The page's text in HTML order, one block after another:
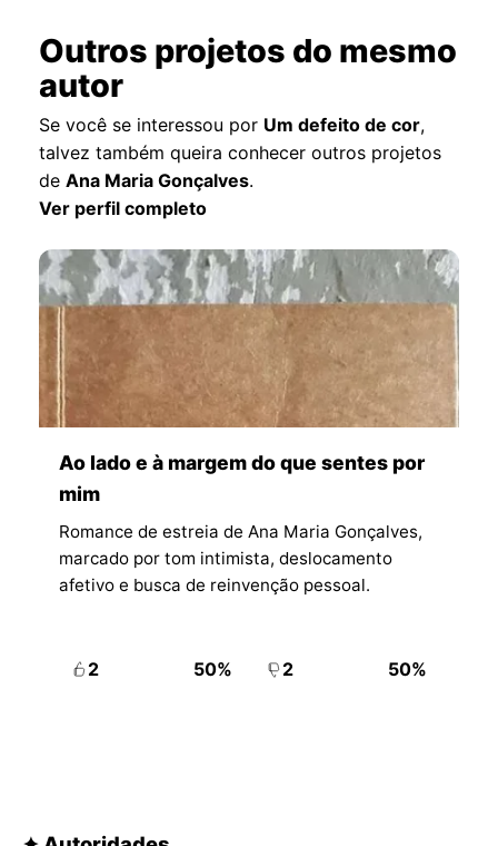
Outros projetos do mesmo
autor
Se você se interessou por Um defeito de cor,
talvez também queira conhecer outros projetos
deAna Maria Gonçalves.
Ver perfil completo
Ao lado e à margem do que sentes por
mim
Romance de estreia de Ana Maria Gonçalves,
marcado por tom intimista, deslocamento
afetivo e busca de reinvenção pessoal.
2 50% 2 50%